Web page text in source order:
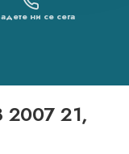
ни се сега
2007 21,